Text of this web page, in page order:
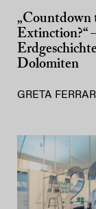
„Countdown
Extinction?“
Dolomiten
GRETA